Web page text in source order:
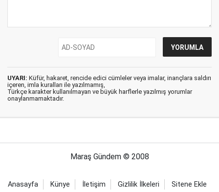
UYARI: Küfür, hakaret, rencide edici cümleler veya imalar, inançlara saldırı
içeren, imla kuralları ile yazılmamış,
Türkçe karakter kullanılmayan ve büyük harflerle yazılmış yorumlar
onaylanmamaktadır.
Maraş Gündem © 2008
Anasayfa Künye İletişim Gizlilik İlkeleri Sitene Ekle